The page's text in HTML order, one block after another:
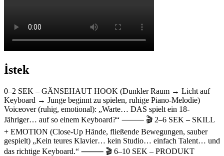
İstek
0–2 SEK – GÄNSEHAUT HOOK (Dunkler Raum → Licht auf
Keyboard → Junge beginnt zu spielen, ruhige Piano-Melodie)
Voiceover (ruhig, emotional): „Warte… DAS spielt ein 18-
Jähriger… auf so einem Keyboard?“ ⸻ 🎬 2–6 SEK – SKILL
+ EMOTION (Close-Up Hände, fließende Bewegungen, sauber
gespielt) „Kein teures Klavier… kein Studio… einfach Talent… und
das richtige Keyboard.“ ⸻ 🎬 6–10 SEK – PRODUKT